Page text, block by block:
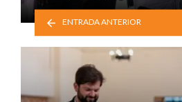
ENTRADA ANTERIOR